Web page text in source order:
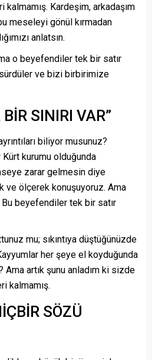
Kardeşim, arkadaşım
meseleyi gönül kırmadan
anlatsın.
o beyefendiler tek bir satır
ve bizi birbirimize
SINIRI VAR”
biliyor musunuz?
kurumu olduğunda
zarar gelmesin diye
ve ölçerek konuşuyoruz. Ama
Bu beyefendiler tek bir satır
mu; sıkıntıya düştüğünüzde
her şeye el koyduğunda
Ama artık şunu anladım ki sizde
kalmamış.
SÖZÜ